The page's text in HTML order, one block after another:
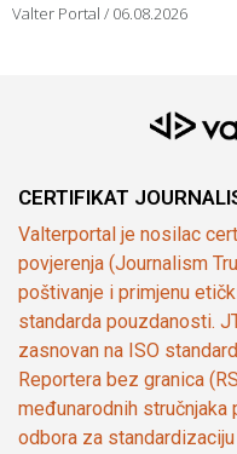
Valter Portal 06.08.2026
CERTIFIKAT
Valterportal je nosilac
povjerenja (Journalism
poštivanje i primjenu
standarda pouzdanosti.
zasnovan na ISO
Reportera bez granica
međunarodnih
odbora za